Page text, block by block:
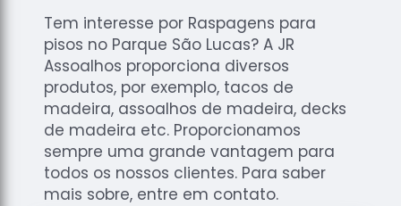
Tem interesse por Raspagens para
pisos no Parque São Lucas? A JR
Assoalhos proporciona diversos
produtos, por exemplo, tacos de
madeira, assoalhos de madeira, decks
de madeira etc. Proporcionamos
sempre uma grande vantagem para
todos os nossos clientes. Para saber
mais sobre, entre em contato.